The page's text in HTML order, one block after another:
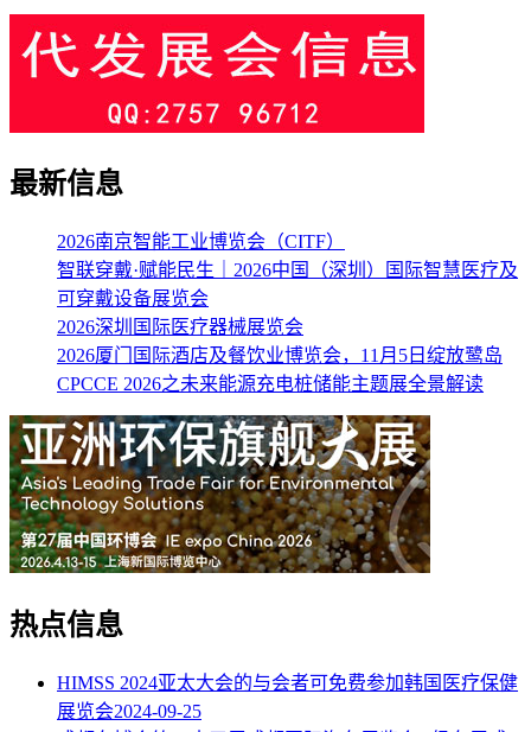
最新信息
2026南京智能工业博览会（CITF）
智联穿戴·赋能民生｜2026中国（深圳）国际智慧医疗及
可穿戴设备展览会
2026深圳国际医疗器械展览会
2026厦门国际酒店及餐饮业博览会，11月5日绽放鹭岛
CPCCE 2026之未来能源充电桩储能主题展全景解读
热点信息
HIMSS 2024亚太大会的与会者可免费参加韩国医疗保健
展览会2024-09-25